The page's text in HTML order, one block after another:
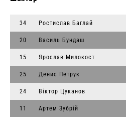
34 Ростислав Баглай
20 Василь Бундаш
15 Ярослав Милокост
25 Денис Петрук
24 Віктор Цуканов
11 Артем Зубрій